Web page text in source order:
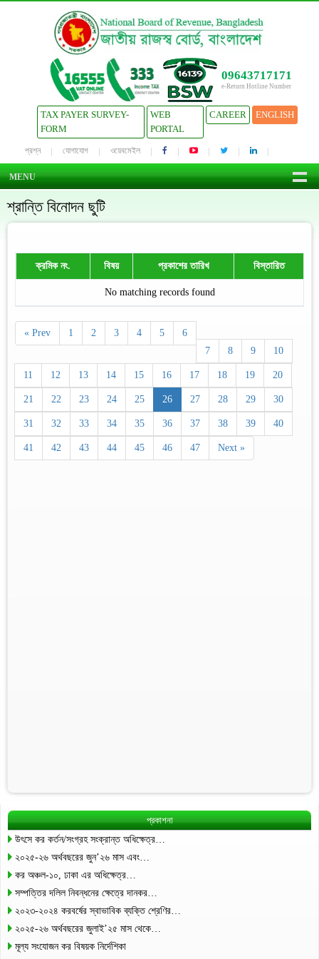
09643717171
e-Return Hotline Number
TAX PAYER SURVEY-
FORM
WEB
PORTAL
CAREER ENGLISH
প্রশ্ন যোগাযোগ ওয়েবমেইল
MENU
শ্রান্তি বিনোদন ছুটি
ক্রমিক নং. বিষয় প্রকাশের তারিখ বিস্তারিত
No matching records found
« Prev 1 2 3 4 5
6
7
8 9 10
11 12 13 14 15 16 17 18 19 20
21 22 23 24 25 26 27 28 29 30
31 32 33 34 35 36 37 38 39 40
41 42 43 44 45 46 47 Next »
প্রকাশনা
উৎসে কর কর্তন/সংগ্রহ সংক্রান্ত অধিক্ষেত্র…
২০২৫-২৬ অর্থবছরের জুন’২৬ মাস এবং…
কর অঞ্চল-১০, ঢাকা এর অধিক্ষেত্র…
সম্পত্তির দলিল নিবন্ধনের ক্ষেত্রে দানকর…
২০২৩-২০২৪ করবর্ষের স্বাভাবিক ব্যক্তি শ্রেণির…
২০২৫-২৬ অর্থবছরের জুলাই’২৫ মাস থেকে…
মূল্য সংযোজন কর বিষয়ক নির্দেশিকা